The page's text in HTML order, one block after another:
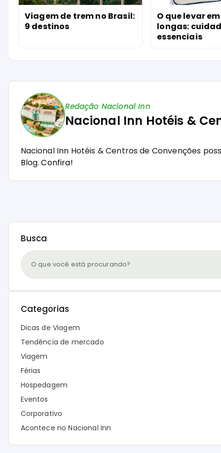
Viagem de trem no Brasil:
9 destinos
O que levar
longas:
essenciais
Redação Nacional Inn
Nacional Inn Hotéis &
Nacional Inn Hotéis & Centros de Convenções
Blog.Confira!
Busca
Categorias
Dicas de Viagem
Tendência de mercado
Viagem
Férias
Hospedagem
Eventos
Corporativo
Acontece no Nacional Inn